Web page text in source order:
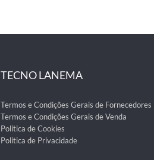
TECNO LANEMA
Termos e Condições Gerais de Fornecedores
Termos e Condições Gerais de Venda
Política de Cookies
Politica de Privacidade